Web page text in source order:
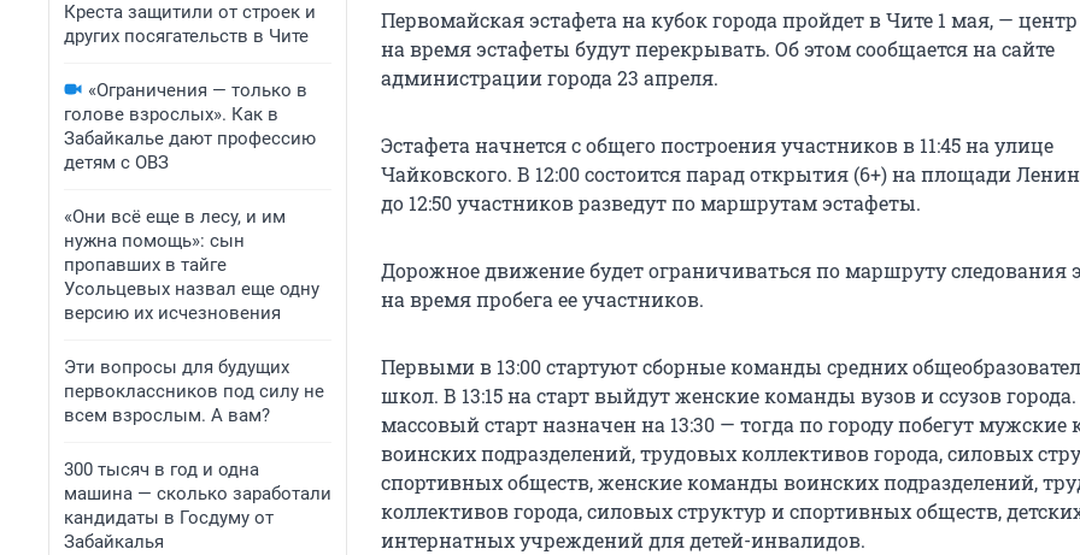
Креста защитили от строек и
других посягательств в Чите
«Ограничения — только в
голове взрослых». Как в
Забайкалье дают профессию
детям с ОВЗ
«Они всё еще в лесу, и им
нужна помощь»: сын
пропавших в тайге
Усольцевых назвал еще одну
версию их исчезновения
Эти вопросы для будущих
первоклассников под силу не
всем взрослым. А вам?
300 тысяч в год и одна
машина — сколько заработали
кандидаты в Госдуму от
Забайкалья
Первомайская эстафета на кубок города пройдет в Чите 1 мая, — центр
на время эстафеты будут перекрывать. Об этом сообщается на сайте
администрации города 23 апреля.
Эстафета начнется с общего построения участников в 11:45 на улице
Чайковского. В 12:00 состоится парад открытия (6+) на площади
до 12:50 участников разведут по маршрутам эстафеты.
Дорожное движение будет ограничиваться по маршруту следования
на время пробега ее участников.
Первыми в 13:00 стартуют сборные команды средних
школ. В 13:15 на старт выйдут женские команды вузов и ссузов
массовый старт назначен на 13:30 — тогда по городу побегут
воинских подразделений, трудовых коллективов города, силовых
спортивных обществ, женские команды воинских подразделений,
коллективов города, силовых структур и спортивных обществ,
интернатных учреждений для детей-инвалидов.